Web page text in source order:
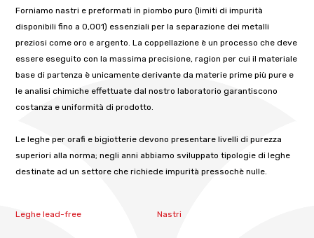
Forniamo nastri e preformati in piombo puro (limiti di impurità
disponibili fino a 0,001) essenziali per la separazione dei metalli
preziosi come oro e argento. La coppellazione è un processo che deve
essere eseguito con la massima precisione, ragion per cui il materiale
base di partenza è unicamente derivante da materie prime più pure e
le analisi chimiche effettuate dal nostro laboratorio garantiscono
costanza e uniformità di prodotto.
Le leghe per orafi e bigiotterie devono presentare livelli di purezza
superiori alla norma; negli anni abbiamo sviluppato tipologie di leghe
destinate ad un settore che richiede impurità pressochè nulle.
Leghe lead-free Nastri